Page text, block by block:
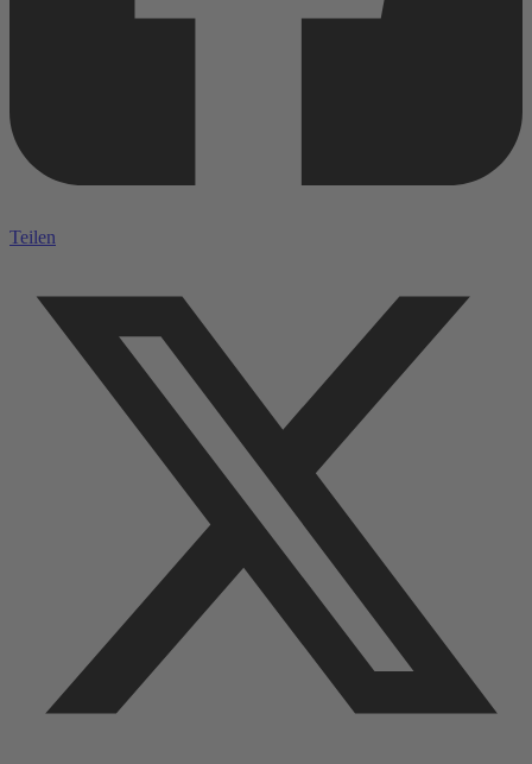
Teilen